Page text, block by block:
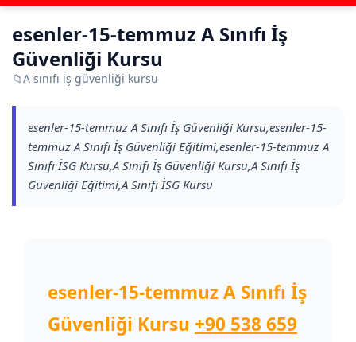
esenler-15-temmuz A Sınıfı İş
Güvenliği Kursu
📁A sınıfı iş güvenliği kursu
esenler-15-temmuz A Sınıfı İş Güvenliği Kursu,esenler-15-
temmuz A Sınıfı İş Güvenliği Eğitimi,esenler-15-temmuz A
Sınıfı İSG Kursu,A Sınıfı İş Güvenliği Kursu,A Sınıfı İş
Güvenliği Eğitimi,A Sınıfı İSG Kursu
esenler-15-temmuz A Sınıfı İş
Güvenliği Kursu +90 538 659